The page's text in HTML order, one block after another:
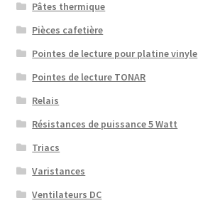
Pâtes thermique
Pièces cafetière
Pointes de lecture pour platine vinyle
Pointes de lecture TONAR
Relais
Résistances de puissance 5 Watt
Triacs
Varistances
Ventilateurs DC